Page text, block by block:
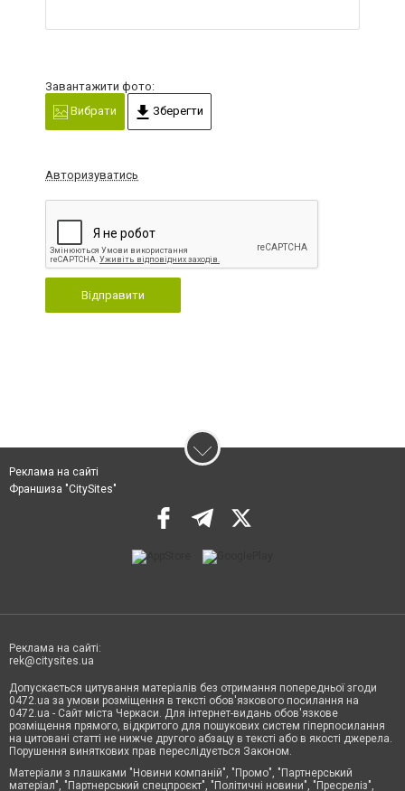
Завантажити фото:
Вибрати
Зберегти
Авторизуватись
Відправити
Реклама на сайті
Франшиза "CitySites"
Реклама на сайті:
rek@citysites.ua
Допускається цитування матеріалів без отримання попередньої згоди
0472.ua за умови розміщення в тексті обов'язкового посилання на
0472.ua - Сайт міста Черкаси. Для інтернет-видань обов'язкове
розміщення прямого, відкритого для пошукових систем гіперпосилання
на цитовані статті не нижче другого абзацу в тексті або в якості джерела.
Порушення виняткових прав переслідується Законом.
Матеріали з плашками "Новини компаній", "Промо", "Партнерський
матеріал", "Партнерський спецпроєкт", "Політичні новини", "Пресреліз",